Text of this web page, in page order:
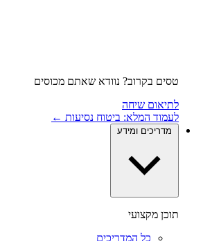
טסים בקרוב? נוודא שאתם מכוסים
לתיאום שיחה
לעמוד המלא: ביטוח נסיעות ←
מדריכים ומידע
תוכן מקצועי
כל המדריכים